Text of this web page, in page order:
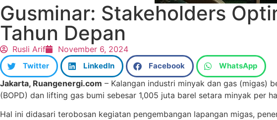
Gusminar: Stakeholders
Tahun Depan
Rusli Arif November 6, 2024
Twitter LinkedIn Facebook WhatsApp
Jakarta, Ruangenergi.com – Kalangan industri minyak dan gas (migas)
(BOPD) dan lifting gas bumi sebesar 1,005 juta barel setara minyak per
Hal ini didasari terobosan kegiatan pengembangan lapangan migas,